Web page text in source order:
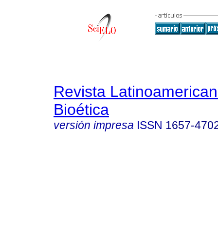
Revista
Bioética
versión impresa ISSN 1657-